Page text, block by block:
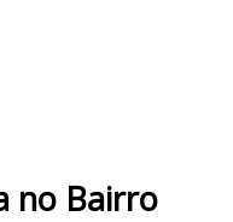
no Bairro